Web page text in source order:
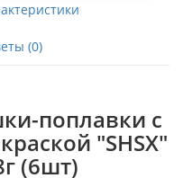
(0)
поплавки с
"SHSX"
(6шт)